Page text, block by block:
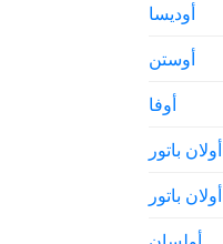
أوديسا
أوستن
أوفا
أولان باتور
أولان باتور